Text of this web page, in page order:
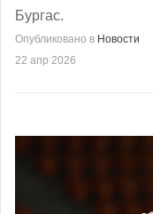
Бургас.
Опубликовано в Новости
22 апр 2026